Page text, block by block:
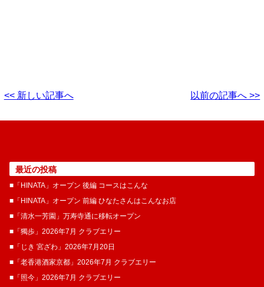
<< 新しい記事へ 以前の記事へ >>
最近の投稿
■「HINATA」オープン 後編 コースはこんな
■「HINATA」オープン 前編 ひなたさんはこんなお店
■「清水一芳園」万寿寺通に移転オープン
■「獨歩」2026年7月 クラブエリー
■「じき 宮ざわ」2026年7月20日
■「老香港酒家京都」2026年7月 クラブエリー
■「照今」2026年7月 クラブエリー